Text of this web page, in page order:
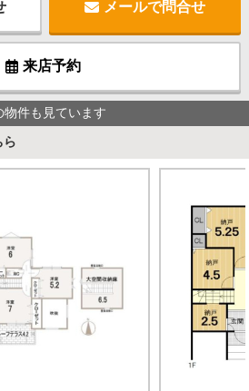
メールで問合せ
来店予約
物件も見ています
ら